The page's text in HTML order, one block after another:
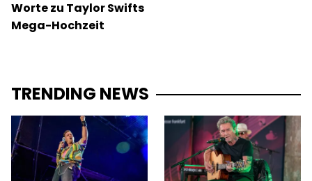
Worte zu Taylor Swifts
Mega-Hochzeit
TRENDING NEWS